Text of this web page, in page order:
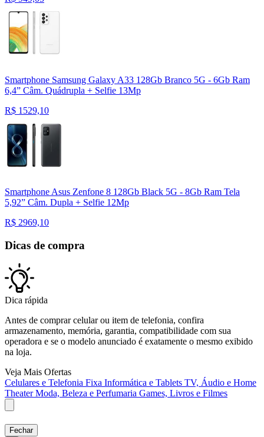
Smartphone Samsung Galaxy A33 128Gb Branco 5G - 6Gb Ram
6,4” Câm. Quádrupla + Selfie 13Mp
R$ 1529,10
Smartphone Asus Zenfone 8 128Gb Black 5G - 8Gb Ram Tela
5,92” Câm. Dupla + Selfie 12Mp
R$ 2969,10
Dicas de compra
Dica rápida
Antes de comprar celular ou item de telefonia, confira
armazenamento, memória, garantia, compatibilidade com sua
operadora e se o modelo anunciado é exatamente o mesmo exibido
na loja.
Veja Mais Ofertas
Celulares e Telefonia Fixa Informática e Tablets TV, Áudio e Home
TheaterModa, Beleza e Perfumaria Games, Livros e Filmes
Fechar